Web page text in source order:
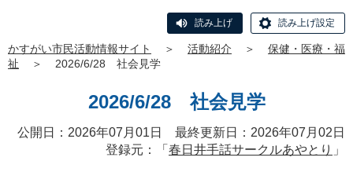
読み上げ 読み上げ設定
かすがい市民活動情報サイト ＞ 活動紹介 ＞
保健・医療・福
祉
＞ 2026/6/28 社会見学
2026/6/28 社会見学
公開日：2026年07月01日 最終更新日：2026年07月02日
登録元：「 春日井手話サークルあやとり 」